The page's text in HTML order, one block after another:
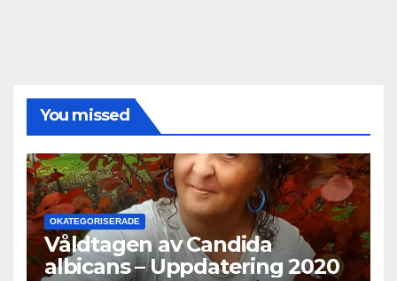
You missed
OKATEGORISERADE
Våldtagen av Candida
albicans – Uppdatering 2020